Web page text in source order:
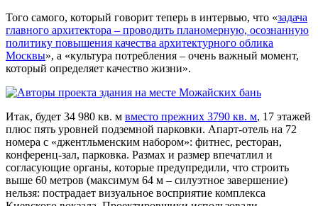
Того самого, который говорит теперь в интервью, что «задача
главного архитектора – проводить планомерную, осознанную
политику повышения качества архитектурного облика
Москвы», а «культура потребления – очень важный момент,
который определяет качество жизни».
Итак, будет 34 980 кв. м вместо прежних 3790 кв. м, 17 этажей
плюс пять уровней подземной парковки. Апарт-отель на 72
номера с «джентльменским набором»: фитнес, ресторан,
конференц-зал, парковка. Размах и размер впечатлил и
согласующие органы, которые предупредили, что строить
выше 60 метров (максимум 64 м – силуэтное завершение)
нельзя: пострадает визуальное восприятие комплекса